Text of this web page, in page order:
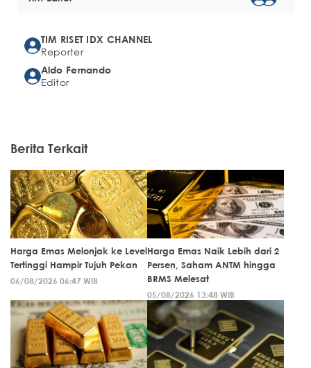
TIM RISET IDX CHANNEL
Reporter
Aldo Fernando
Editor
Berita Terkait
Harga Emas Melonjak ke Level
Tertinggi Hampir Tujuh Pekan
06/08/2026 06:47 WIB
Harga Emas Naik Lebih dari 2
Persen, Saham ANTM hingga
BRMS Melesat
05/08/2026 13:48 WIB